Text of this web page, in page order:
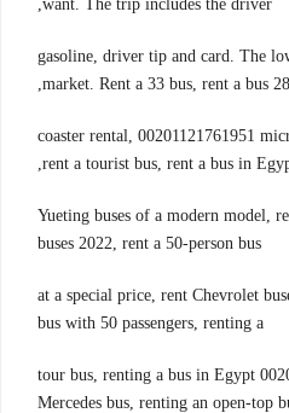
want. The trip includes the driver,
gasoline, driver tip and card. The
market. Rent a 33 bus, rent a bus 28,
coaster rental, 00201121761951
rent a tourist bus, rent a bus in
Yueting buses of a modern model,
buses 2022, rent a 50-person bus
at a special price, rent Chevrolet
bus with 50 passengers, renting a
tour bus, renting a bus in Egypt
Mercedes bus, renting an open-top